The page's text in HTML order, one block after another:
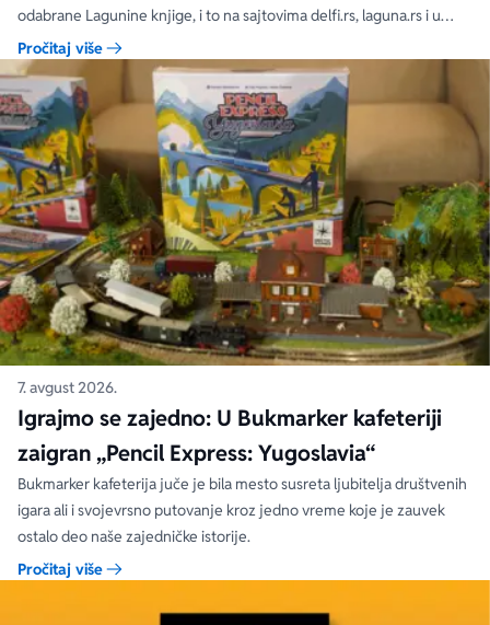
odabrane Lagunine knjige, i to na sajtovima delfi.rs, laguna.rs i u
svim Delfi knjižarama.
Pročitaj više
7. avgust 2026.
Igrajmo se zajedno: U Bukmarker kafeteriji
zaigran „Pencil Express: Yugoslavia“
Bukmarker kafeterija juče je bila mesto susreta ljubitelja društvenih
igara ali i svojevrsno putovanje kroz jedno vreme koje je zauvek
ostalo deo naše zajedničke istorije.
Pročitaj više